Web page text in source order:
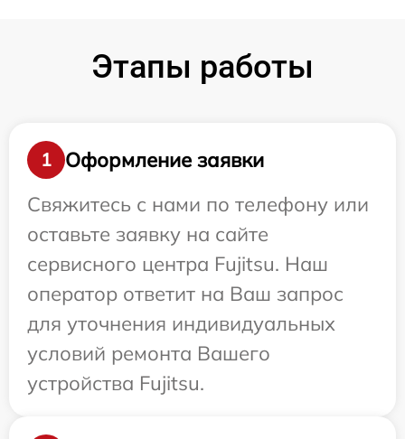
Этапы работы
1
Оформление заявки
Свяжитесь с нами по телефону или
оставьте заявку на сайте
сервисного центра Fujitsu. Наш
оператор ответит на Ваш запрос
для уточнения индивидуальных
условий ремонта Вашего
устройства Fujitsu.